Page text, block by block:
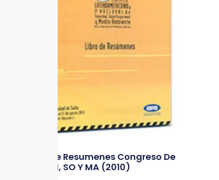
CD Libro De Resumenes Congreso De
Seguridad, SO Y MA (2010)